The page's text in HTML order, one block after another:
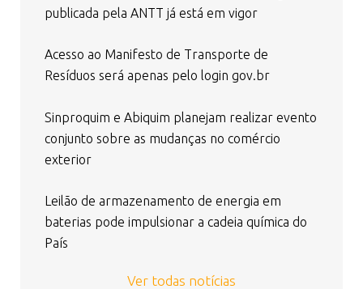
publicada pela ANTT já está em vigor
Acesso ao Manifesto de Transporte de
Resíduos será apenas pelo login gov.br
Sinproquim e Abiquim planejam realizar evento
conjunto sobre as mudanças no comércio
exterior
Leilão de armazenamento de energia em
baterias pode impulsionar a cadeia química do
País
Ver todas notícias